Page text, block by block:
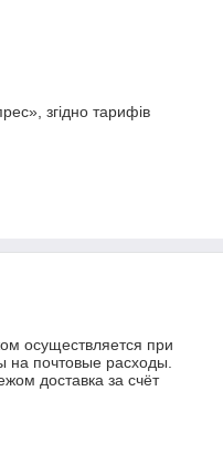
згідно тарифів
осуществляется при
на почтовые расходы.
доставка за счёт